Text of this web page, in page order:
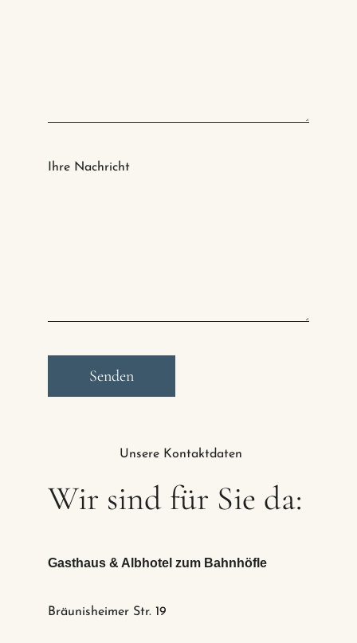
Unsere Kontaktdaten
Wir sind für Sie da:
Gasthaus & Albhotel zum Bahnhöfle
Bräunisheimer Str. 19
Ihre Nachricht